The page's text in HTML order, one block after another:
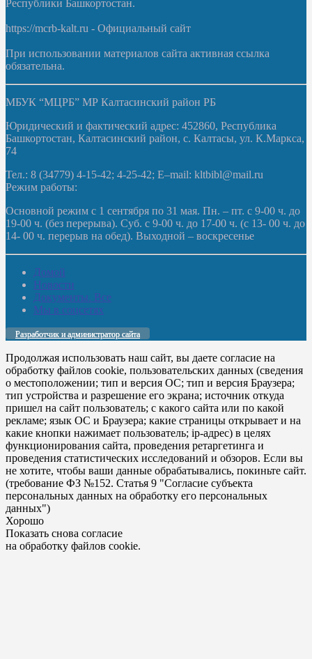
Республики Башкортостан.
https://mcrb-kalt.ru - Официальный сайт
При использовании материалов сайта активная ссылка
обязательна.
МБУК “МЦРБ” МР Калтасинский район РБ
Юридический и фактический адрес: 452860, Республика
Башкортостан, Калтасинский район, с. Калтасы, ул. К.Маркса,
74
Тел.: 8 (34779) 4-15-42; 4-25-42; E–mail: kltbibl@mail.ru
Режим работы:
Основной режим с 1 сентября по 31 мая. Пн. – пт. с 9-00 ч. до
19-00 ч. (без перерыва). Суб. с 9-00 ч. до 17-00 ч. (с 13- 00 ч. до
14- 00 ч. перерыв на обед). Выходной – воскресенье
Домой
Новости
Документы. Все
Мы в соцсетях
Разработчик и администратор сайта
Продолжая использовать наш сайт, вы даете согласие на
обработку файлов cookie, пользовательских данных (сведения
о местоположении; тип и версия ОС; тип и версия Браузера;
тип устройства и разрешение его экрана; источник откуда
пришел на сайт пользователь; с какого сайта или по какой
рекламе; язык ОС и Браузера; какие страницы открывает и на
какие кнопки нажимает пользователь; ip-адрес) в целях
функционирования сайта, проведения ретаргетинга и
проведения статистических исследований и обзоров. Если вы
не хотите, чтобы ваши данные обрабатывались, покиньте сайт.
(требование ФЗ №152. Статья 9 "Согласие субъекта
персональных данных на обработку его персональных
данных")
Хорошо
Показать снова согласие
на обработку файлов cookie.